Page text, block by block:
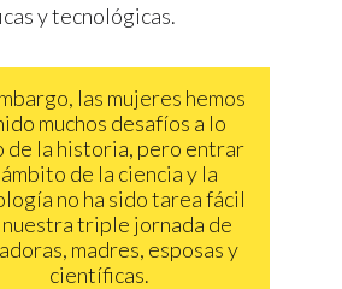
y tecnológicas.
las mujeres hemos
muchos desafíos a lo
de la historia, pero entrar
de la ciencia y la
no ha sido tarea fácil
triple jornada de
madres, esposas y
científicas.